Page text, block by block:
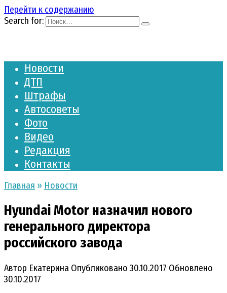
Перейти к содержанию
Search for:
Новости
ДТП
Штрафы
Автосоветы
Фото
Видео
Редакция
Контакты
Главная » Новости
Hyundai Motor назначил нового
генерального директора
российского завода
Автор Екатерина Опубликовано 30.10.2017 Обновлено
30.10.2017